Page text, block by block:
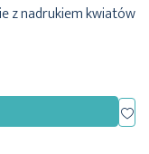
z nadrukiem kwiatów